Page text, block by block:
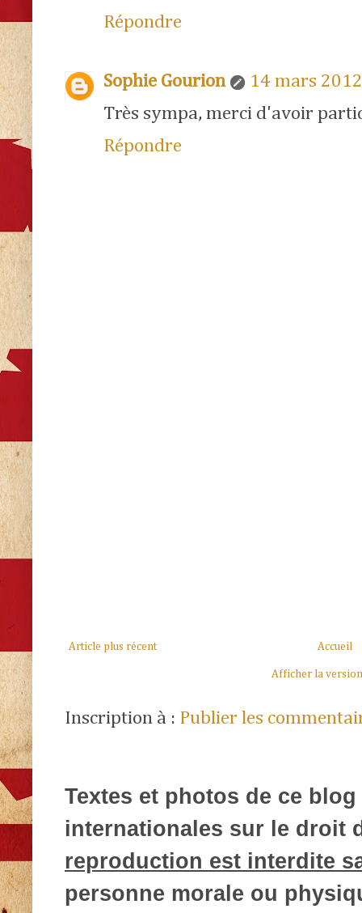
Répondre
Sophie Gourion
14 mars
Très sympa, merci d'avoir
Répondre
Article plus récent Accueil
Afficher la
Inscription à : Publier les
Textes et photos de ce
internationales sur le droit
reproduction est interdite
personne morale ou